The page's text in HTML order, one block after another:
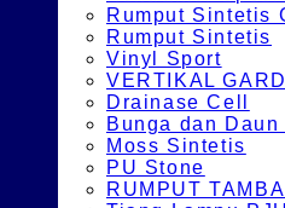
Rumput Sintetis
Rumput Sintetis
Vinyl Sport
VERTIKAL
Drainase Cell
Bunga dan
Moss Sintetis
PU Stone
RUMPUT